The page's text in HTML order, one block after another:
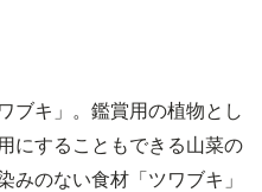
ブキ」。鑑賞用の植物とし
にすることもできる山菜の
みのない食材「ツワブキ」